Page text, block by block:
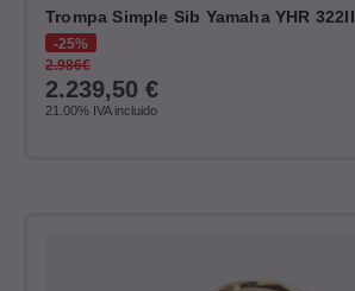
Trompa Simple Sib Yamaha YHR 322II
25%
2.986€
2.239,50 €
21.00% IVA incluido